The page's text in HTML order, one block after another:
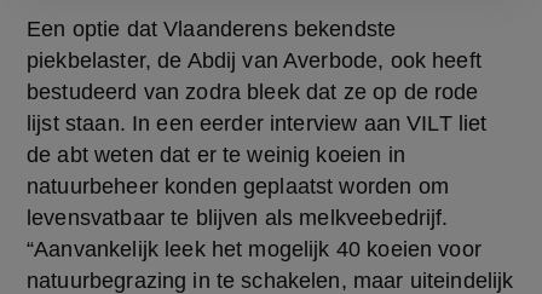
Een optie dat Vlaanderens bekendste
piekbelaster, de Abdij van Averbode, ook heeft
bestudeerd van zodra bleek dat ze op de rode
lijst staan. In een eerder interview aan VILT liet
de abt weten dat er te weinig koeien in
natuurbeheer konden geplaatst worden om
levensvatbaar te blijven als melkveebedrijf.
“Aanvankelijk leek het mogelijk 40 koeien voor
natuurbegrazing in te schakelen, maar uiteindelijk